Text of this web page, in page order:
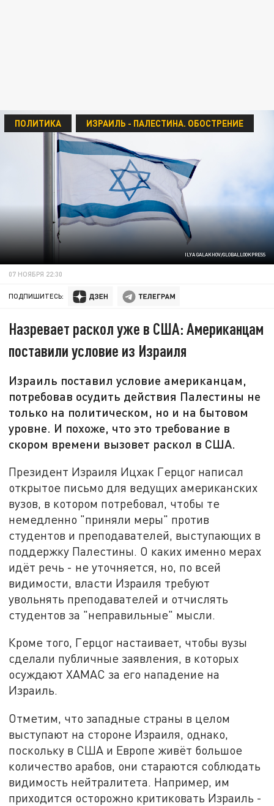
ILYA GALAKHOV/GLOBALLOOKPRESS
ПОЛИТИКА ИЗРАИЛЬ - ПАЛЕСТИНА. ОБОСТРЕНИЕ
07 НОЯБРЯ 22:30
ПОДПИШИТЕСЬ:
Назревает раскол уже в США: Американцам
поставили условие из Израиля
Израиль поставил условие американцам,
потребовав осудить действия Палестины не
только на политическом, но и на бытовом
уровне. И похоже, что это требование в
скором времени вызовет раскол в США.
Президент Израиля Ицхак Герцог написал
открытое письмо для ведущих американских
вузов, в котором потребовал, чтобы те
немедленно "приняли меры" против
студентов и преподавателей, выступающих в
поддержку Палестины. О каких именно мерах
идёт речь - не уточняется, но, по всей
видимости, власти Израиля требуют
увольнять преподавателей и отчислять
студентов за "неправильные" мысли.
Кроме того, Герцог настаивает, чтобы вузы
сделали публичные заявления, в которых
осуждают ХАМАС за его нападение на
Израиль.
Отметим, что западные страны в целом
выступают на стороне Израиля, однако,
поскольку в США и Европе живёт большое
количество арабов, они стараются соблюдать
видимость нейтралитета. Например, им
приходится осторожно критиковать Израиль -